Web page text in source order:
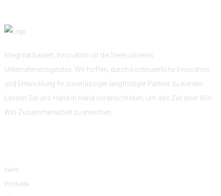
Integrität basiert, Innovation ist die Seele unseres
Unternehmensgeistes. Wir hoffen, durch kontinuierliche Innovation
und Entwicklung Ihr zuverlässiger langfristiger Partner zu werden.
Lassen Sie uns Hand in Hand voranschreiten, um das Ziel einer Win-
Win-Zusammenarbeit zu erreichen.
Heim
Produkte